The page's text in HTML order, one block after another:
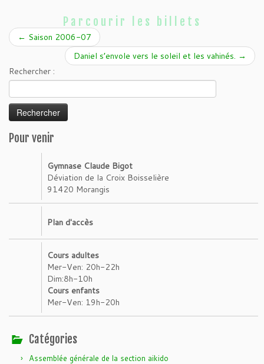
Parcourir les billets
← Saison 2006-07
Daniel s’envole vers le soleil et les vahinés. →
Rechercher :
Pour venir
Gymnase Claude Bigot
Déviation de la Croix Boisselière
91420 Morangis
Plan d'accès
Cours adultes
Mer-Ven: 20h-22h
Dim:8h-10h
Cours enfants
Mer-Ven: 19h-20h
Catégories
Assemblée générale de la section aikido